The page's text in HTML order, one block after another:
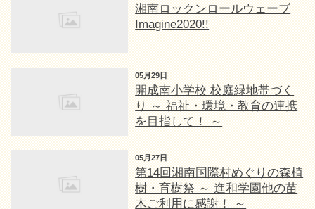
湘南ロックンロールウェーブ
Imagine2020!!
05月29日
開成南小学校 校庭緑地帯づく
り ～ 福祉・環境・教育の連携
を目指して！ ～
05月27日
第14回湘南国際村めぐりの森植
樹・育樹祭 ～ 進和学園他の苗
木ご利用に感謝！ ～